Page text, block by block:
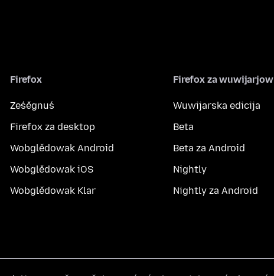
Firefox
Ześěgnuś
Firefox za desktop
Wobglědowak Android
Wobglědowak iOS
Wobglědowak Klar
Firefox za wuwijarjow
Wuwijarska edicija
Beta
Beta za Android
Nightly
Nightly za Android